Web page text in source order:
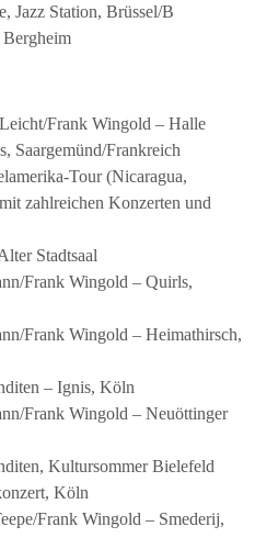
Jazz Station, Brüssel/B
Frank Wingold – Halle
Saargemünd/Frankreich
Tour (Nicaragua,
zahlreichen Konzerten und
Stadtsaal
Frank Wingold – Quirls,
Frank Wingold – Heimathirsch,
– Ignis, Köln
Frank Wingold – Neuöttinger
Kultursommer Bielefeld
Köln
Frank Wingold – Smederij,